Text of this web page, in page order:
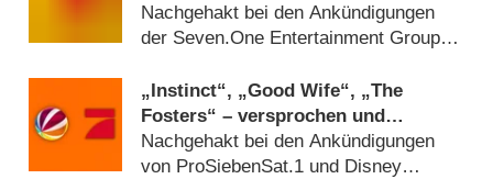
Sortieren“ – versprochen und
vergessen?
Nachgehakt bei den Ankündigungen
der Seven.One Entertainment Group
„Instinct“, „Good Wife“, „The
Fosters“ – versprochen und
vergessen?
Nachgehakt bei den Ankündigungen
von ProSiebenSat.1 und Disney